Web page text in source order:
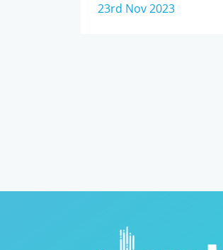
23rd Nov 2023